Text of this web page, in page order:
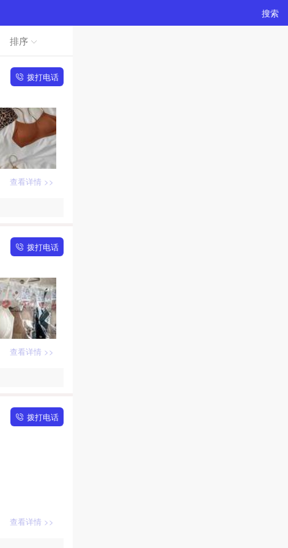
搜索
排序
拨打电话
查看详情 >>
拨打电话
查看详情 >>
拨打电话
查看详情 >>